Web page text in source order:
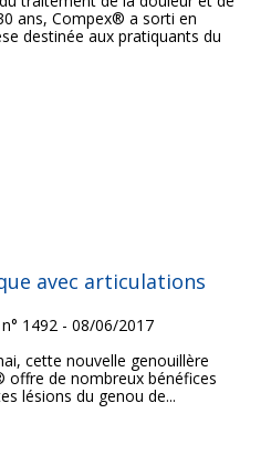
ans, Compex® a sorti en
destinée aux pratiquants du
avec articulations
1492 - 08/06/2017
cette nouvelle genouillère
offre de nombreux bénéfices
lésions du genou de...